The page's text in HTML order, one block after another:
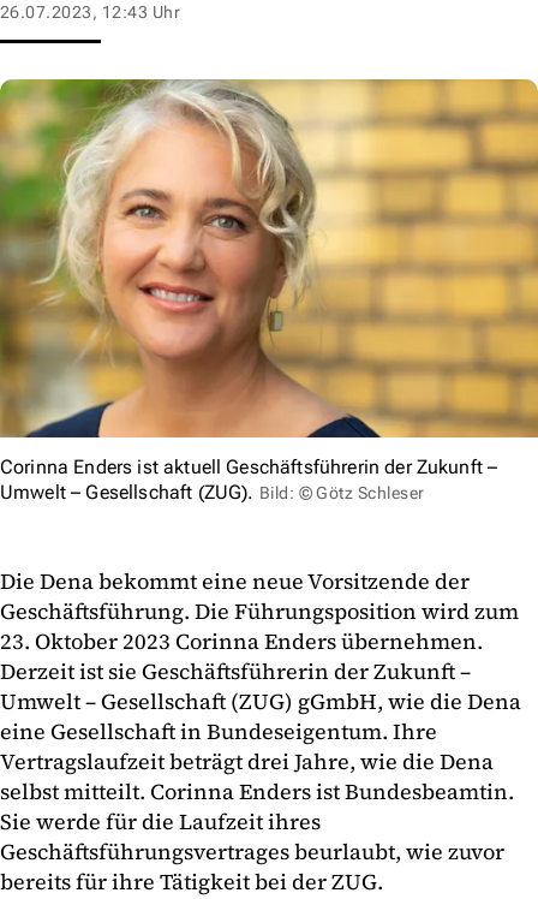
26.07.2023, 12:43 Uhr
Corinna Enders ist aktuell Geschäftsführerin der Zukunft –
Umwelt – Gesellschaft (ZUG). Bild: © Götz Schleser
Die Dena bekommt eine neue Vorsitzende der
Geschäftsführung. Die Führungsposition wird zum
23. Oktober 2023 Corinna Enders übernehmen.
Derzeit ist sie Geschäftsführerin der Zukunft –
Umwelt – Gesellschaft (ZUG) gGmbH, wie die Dena
eine Gesellschaft in Bundeseigentum. Ihre
Vertragslaufzeit beträgt drei Jahre, wie die Dena
selbst mitteilt. Corinna Enders ist Bundesbeamtin.
Sie werde für die Laufzeit ihres
Geschäftsführungsvertrages beurlaubt, wie zuvor
bereits für ihre Tätigkeit bei der ZUG.